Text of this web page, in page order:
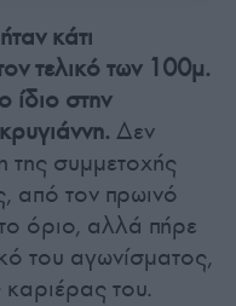
κάτι
τελικό των 100μ.
ίδιο στην
Δεν
της συμμετοχής
από τον πρωινό
όριο, αλλά πήρε
του αγωνίσματος,
καριέρας του.